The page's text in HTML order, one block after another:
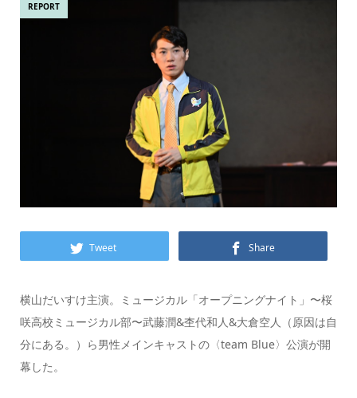
REPORT
Tweet Share
横山だいすけ主演。ミュージカル「オープニングナイト」〜桜
咲高校ミュージカル部〜武藤潤&杢代和人&大倉空人（原因は自
分にある。）ら男性メインキャストの〈team Blue〉公演が開
幕した。